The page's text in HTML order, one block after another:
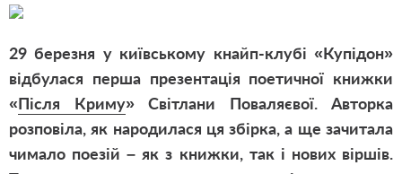
29 березня у київському кнайп-клубі «Купідон»
відбулася перша презентація поетичної книжки
«Після Криму» Світлани Поваляєвої. Авторка
розповіла, як народилася ця збірка, а ще зачитала
чимало поезій – як з книжки, так і нових віршів.